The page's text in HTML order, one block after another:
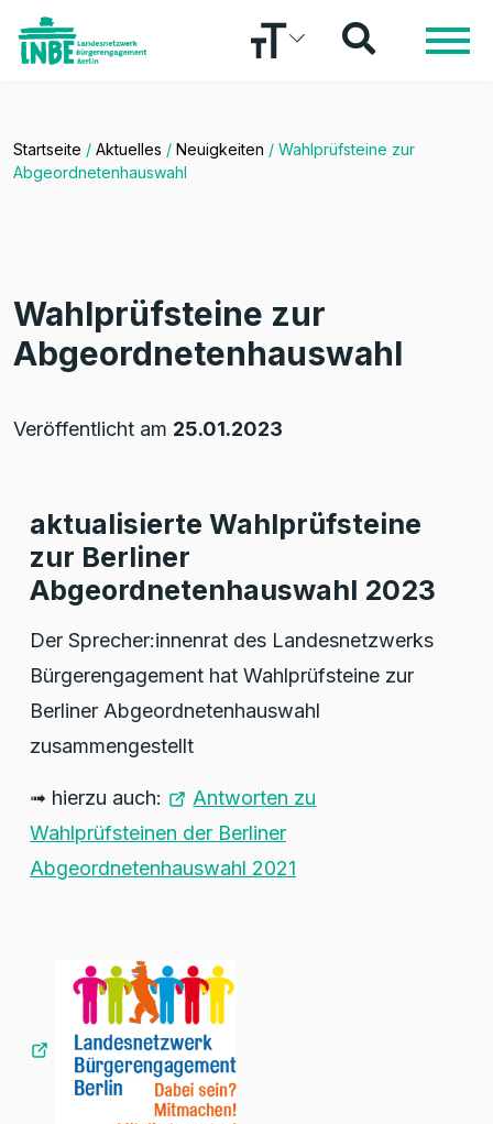
Startseite / Aktuelles / Neuigkeiten / Wahlprüfsteine zur
Abgeordnetenhauswahl
Wahlprüfsteine zur
Abgeordnetenhauswahl
Veröffentlicht am 25.01.2023
aktualisierte Wahlprüfsteine
zur Berliner
Abgeordnetenhauswahl 2023
Der Sprecher:innenrat des Landesnetzwerks
Bürgerengagement hat Wahlprüfsteine zur
Berliner Abgeordnetenhauswahl
zusammengestellt
➟ hierzu auch:
Antworten zu
Wahlprüfsteinen der Berliner
Abgeordnetenhauswahl 2021